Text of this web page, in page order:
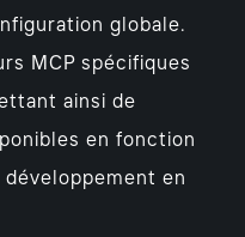
globale.
MCP spécifiques
ainsi de
en fonction
en